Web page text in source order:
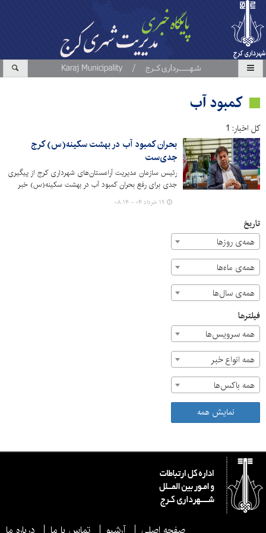
کمبود آب
کل اخبار: 1
بحران کمبود آب در بهشت سکینه(س) کرج
جدی‌ست
رئیس سازمان مدیریت آرامستان‌های شهرداری کرج از پیگیری
جدی برای رفع بحران کمبود آب در بهشت سکینه(س) خبر
داد. ۱۹ خرداد ۰۴ - ۰۸:۱۴
تاریخ
همه‌ی روزها
همه‌ی ماه‌ها
همه‌ی سال‌ها
فیلترها
همه سرویس‌ها
همه انواع خبر
همه باکس‌ها
نمایش همه